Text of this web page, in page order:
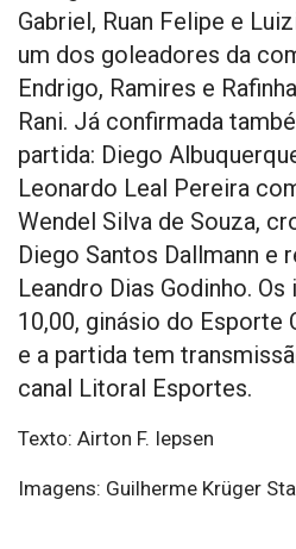
Gabriel, Ruan Felipe e
um dos goleadores da
Endrigo, Ramires e
Rani. Já confirmada
partida: Diego
Leonardo Leal Pereira
Wendel Silva de Souza,
Diego Santos Dallmann e
Leandro Dias Godinho.
10,00, ginásio do Esporte
e a partida tem
canal Litoral Esportes.
Texto: Airton F. Iepsen
Imagens: Guilherme Krüger